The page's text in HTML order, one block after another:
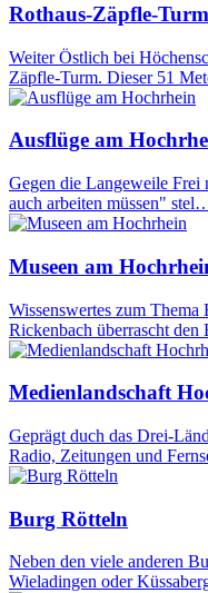
Rothaus-Zäpfle-
Weiter Östlich bei
Zäpfle-Turm. Dieser 51
Ausflüge am
Gegen die Langeweile
auch arbeiten müssen"
Museen am
Wissenswertes zum Thema
Rickenbach überrascht
Medienlandschaft
Geprägt duch das Drei-
Radio, Zeitungen und
Burg Rötteln
Neben den viele anderen
Wieladingen oder